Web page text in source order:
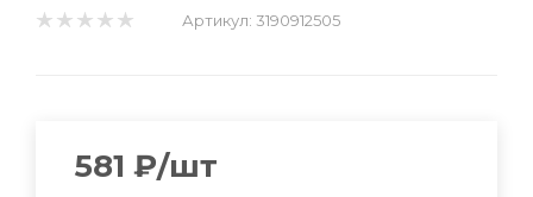
Артикул: 3190912505
581 ₽/шт